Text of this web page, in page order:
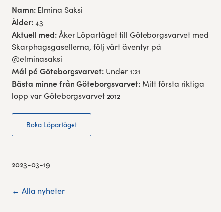
Namn:Elmina Saksi
Ålder:43
Aktuell med:Åker Löpartåget till Göteborgsvarvet med
Skarphagsgasellerna, följ vårt äventyr på
@elminasaksi
Mål på Göteborgsvarvet:Under 1:21
Bästa minne från Göteborgsvarvet:Mitt första riktiga
lopp var Göteborgsvarvet 2012
Boka Löpartåget
2023-03-19
← Alla nyheter